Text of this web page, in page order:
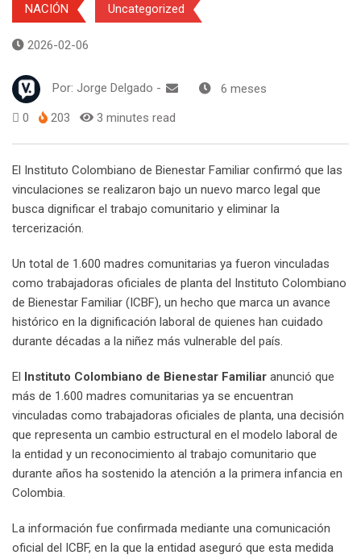
NACIÓN Uncategorized
2026-02-06
Por: Jorge Delgado - 6 meses
0 203 3 minutes read
El Instituto Colombiano de Bienestar Familiar confirmó que las
vinculaciones se realizaron bajo un nuevo marco legal que
busca dignificar el trabajo comunitario y eliminar la
tercerización.
Un total de 1.600 madres comunitarias ya fueron vinculadas
como trabajadoras oficiales de planta del Instituto Colombiano
de Bienestar Familiar (ICBF), un hecho que marca un avance
histórico en la dignificación laboral de quienes han cuidado
durante décadas a la niñez más vulnerable del país.
El Instituto Colombiano de Bienestar Familiar anunció que
más de 1.600 madres comunitarias ya se encuentran
vinculadas como trabajadoras oficiales de planta, una decisión
que representa un cambio estructural en el modelo laboral de
la entidad y un reconocimiento al trabajo comunitario que
durante años ha sostenido la atención a la primera infancia en
Colombia.
La información fue confirmada mediante una comunicación
oficial del ICBF, en la que la entidad aseguró que esta medida